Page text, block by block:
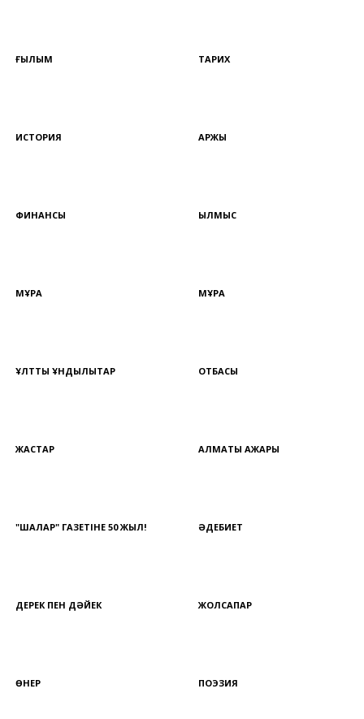
ҒЫЛЫМ ТАРИХ
ИСТОРИЯ ҚАРЖЫ
ФИНАНСЫ ҚЫЛМЫС
МҰРА МҰРА
ҰЛТТЫҚ ҚҰНДЫЛЫҚТАР ОТБАСЫ
ЖАСТАР АЛМАТЫ АЖАРЫ
"ШАЛҚАР" ГАЗЕТІНЕ 50 ЖЫЛ! ӘДЕБИЕТ
ДЕРЕК ПЕН ДӘЙЕК ЖОЛСАПАР
ӨНЕР ПОЭЗИЯ